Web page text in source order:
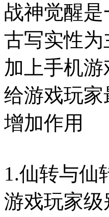
战神觉醒
古写实性
加上手机
给游戏玩
增加作用
1.仙转与仙
游戏玩家